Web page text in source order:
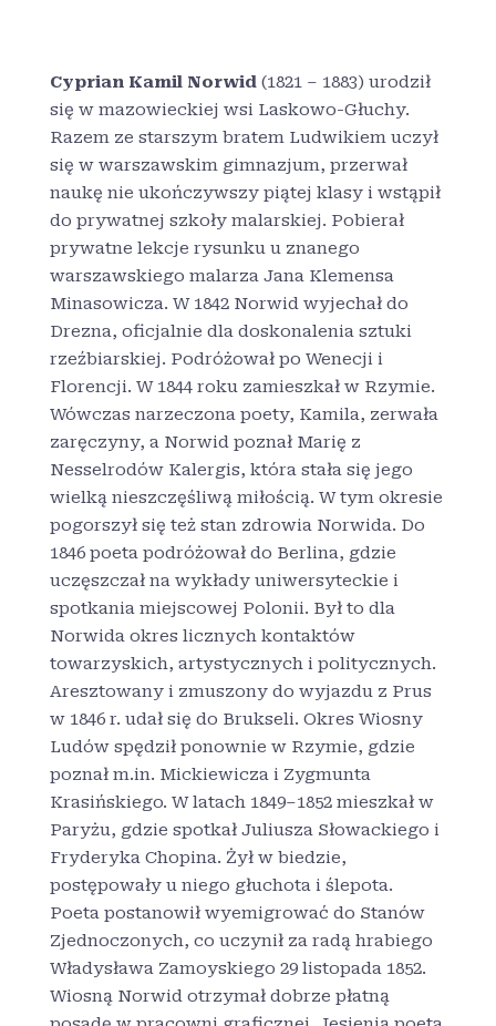
Cyprian Kamil Norwid(1821 – 1883) urodził
się w mazowieckiej wsi Laskowo-Głuchy.
Razem ze starszym bratem Ludwikiem uczył
się w warszawskim gimnazjum, przerwał
naukę nie ukończywszy piątej klasy i wstąpił
do prywatnej szkoły malarskiej. Pobierał
prywatne lekcje rysunku u znanego
warszawskiego malarza Jana Klemensa
Minasowicza. W 1842 Norwid wyjechał do
Drezna, oficjalnie dla doskonalenia sztuki
rzeźbiarskiej. Podróżował po Wenecji i
Florencji. W 1844 roku zamieszkał w Rzymie.
Wówczas narzeczona poety, Kamila, zerwała
zaręczyny, a Norwid poznał Marię z
Nesselrodów Kalergis, która stała się jego
wielką nieszczęśliwą miłością. W tym okresie
pogorszył się też stan zdrowia Norwida. Do
1846 poeta podróżował do Berlina, gdzie
uczęszczał na wykłady uniwersyteckie i
spotkania miejscowej Polonii. Był to dla
Norwida okres licznych kontaktów
towarzyskich, artystycznych i politycznych.
Aresztowany i zmuszony do wyjazdu z Prus
w 1846 r. udał się do Brukseli. Okres Wiosny
Ludów spędził ponownie w Rzymie, gdzie
poznał m.in. Mickiewicza i Zygmunta
Krasińskiego. W latach 1849–1852 mieszkał w
Paryżu, gdzie spotkał Juliusza Słowackiego i
Fryderyka Chopina. Żył w biedzie,
postępowały u niego głuchota i ślepota.
Poeta postanowił wyemigrować do Stanów
Zjednoczonych, co uczynił za radą hrabiego
Władysława Zamoyskiego 29 listopada 1852.
Wiosną Norwid otrzymał dobrze płatną